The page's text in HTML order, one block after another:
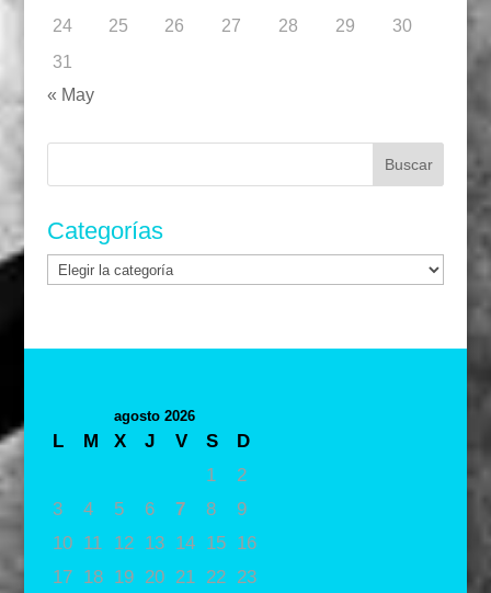
24
25 26 27 28 29
30
31
« May
Buscar:
Categorías
Categorías
agosto 2026
L M X J V S
D
1
2
3
4 5 6 7 8
9
10
11 12 13 14 15
16
17
18 19 20 21 22 23